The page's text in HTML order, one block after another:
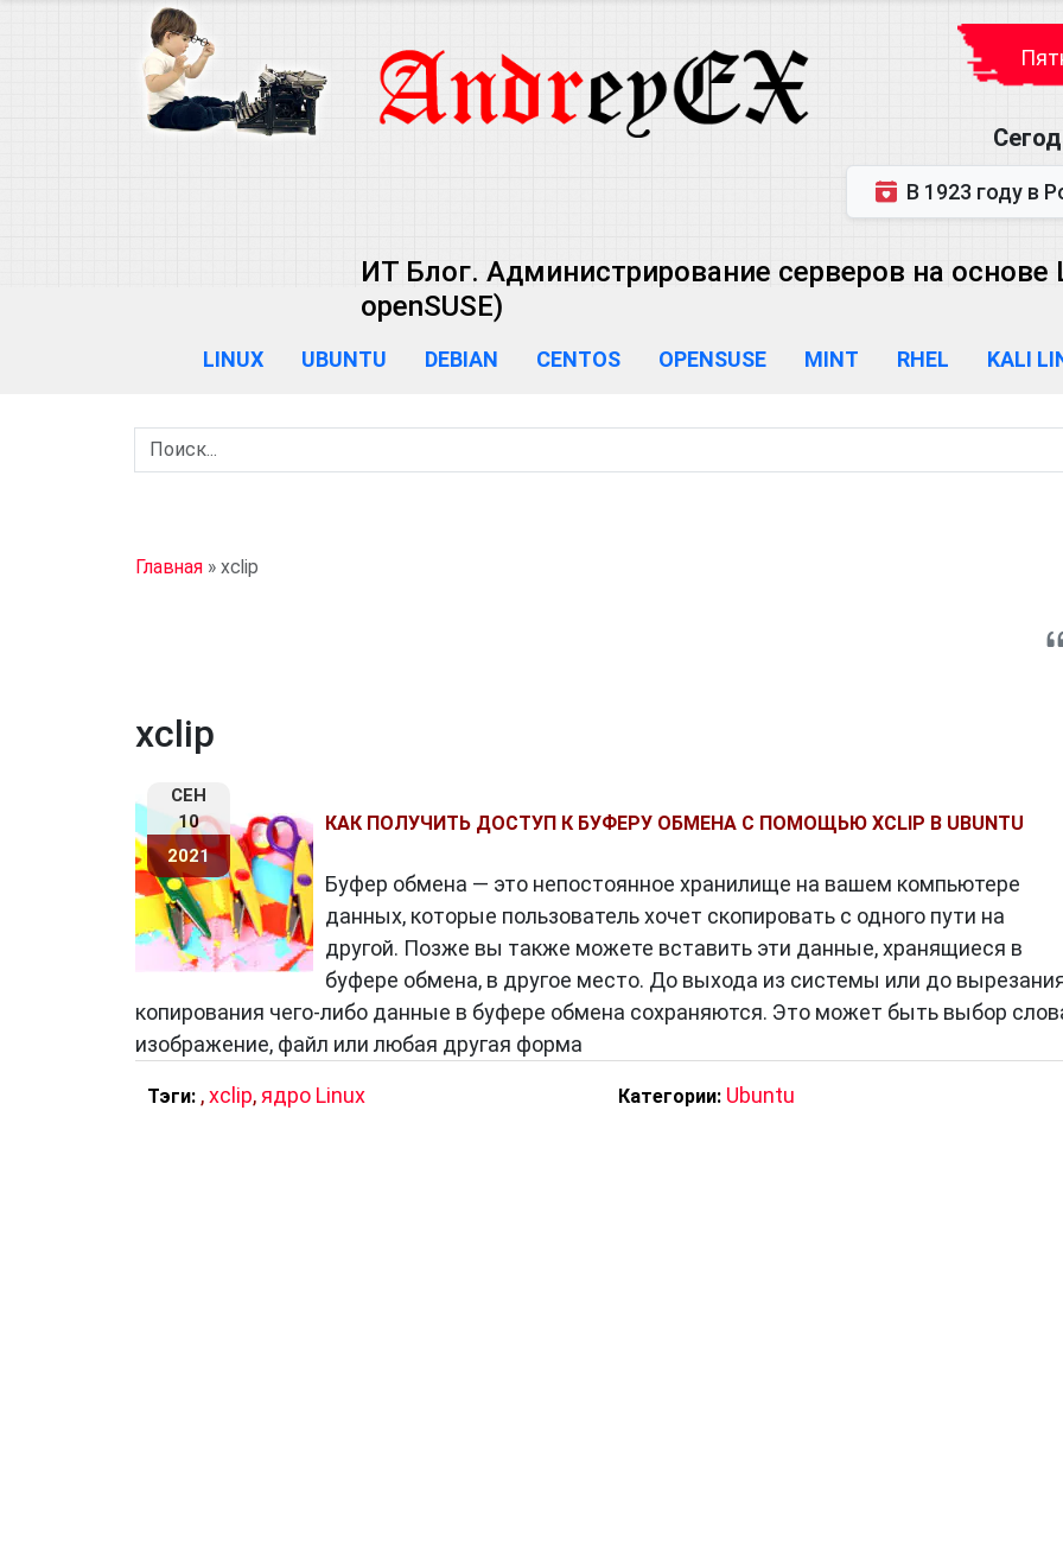
В 1923 году в Ростове-на-Дону
ИТ Блог. Администрирование серверов на основе
openSUSE)
LINUX UBUNTU DEBIAN CENTOS OPENSUSE MINT RHEL KALI
Главная » xclip
xclip
СЕН
10
2021
КАК ПОЛУЧИТЬ ДОСТУП К БУФЕРУ ОБМЕНА С ПОМОЩЬЮ XCLIP В UBUNTU
Буфер обмена — это непостоянное хранилище на вашем компьютере
данных, которые пользователь хочет скопировать с одного пути на
другой. Позже вы также можете вставить эти данные, хранящиеся в
буфере обмена, в другое место. До выхода из системы или до
копирования чего-либо данные в буфере обмена сохраняются. Это может быть выбор
изображение, файл или любая другая форма
Тэги: ,xclip, ядро Linux Категории: Ubuntu